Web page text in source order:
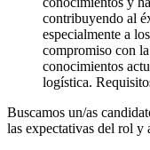
contribuyendo al
especialmente a
compromiso con
conocimientos
logística.
Buscamos un/as
las expectativas del rol y